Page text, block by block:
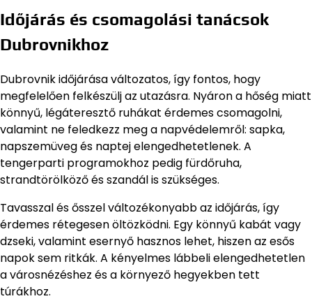
Időjárás és csomagolási tanácsok
Dubrovnikhoz
Dubrovnik időjárása változatos, így fontos, hogy
megfelelően felkészülj az utazásra. Nyáron a hőség miatt
könnyű, légáteresztő ruhákat érdemes csomagolni,
valamint ne feledkezz meg a napvédelemről: sapka,
napszemüveg és naptej elengedhetetlenek. A
tengerparti programokhoz pedig fürdőruha,
strandtörölköző és szandál is szükséges.
Tavasszal és ősszel változékonyabb az időjárás, így
érdemes rétegesen öltözködni. Egy könnyű kabát vagy
dzseki, valamint esernyő hasznos lehet, hiszen az esős
napok sem ritkák. A kényelmes lábbeli elengedhetetlen
a városnézéshez és a környező hegyekben tett
túrákhoz.